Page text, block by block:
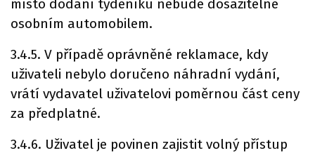
místo dodání týdeníku nebude dosažitelné
osobním automobilem.
3.4.5. V případě oprávněné reklamace, kdy
uživateli nebylo doručeno náhradní vydání,
vrátí vydavatel uživatelovi poměrnou část ceny
za předplatné.
3.4.6. Uživatel je povinen zajistit volný přístup